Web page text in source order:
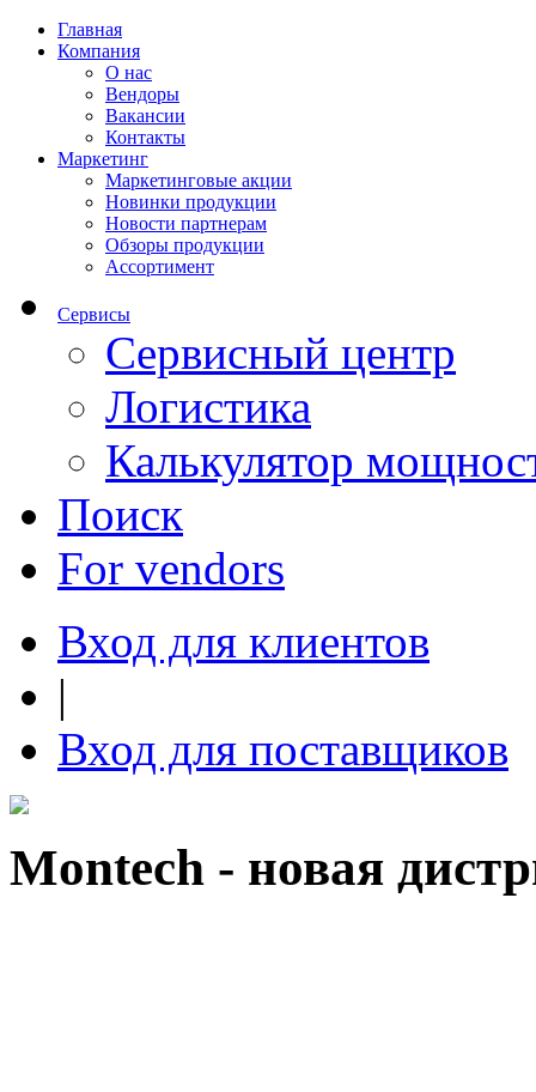
Главная
Компания
О нас
Вендоры
Вакансии
Контакты
Маркетинг
Маркетинговые акции
Новинки продукции
Новости партнерам
Обзоры продукции
Ассортимент
Сервисы
Сервисный центр
Логистика
Калькулятор
Поиск
For vendors
Вход для клиентов
|
Вход для поставщиков
Montech - новая